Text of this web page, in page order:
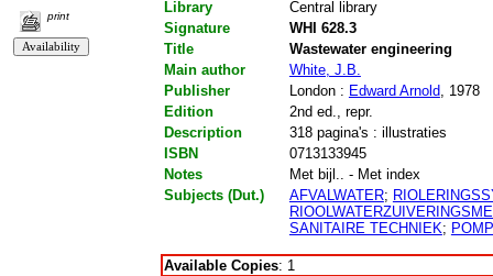
print
Library
Central library
Signature
WHI 628.3
Title
Wastewater engineering
Main author
White, J.B.
Publisher
London : Edward Arnold , 1978
Edition
2nd ed., repr.
Description
318 pagina's : illustraties
ISBN
0713133945
Notes
Met bijl.. - Met index
Subjects (Dut.)
AFVALWATER;
SANITAIRE TECHNIEK;
Available Copies: 1